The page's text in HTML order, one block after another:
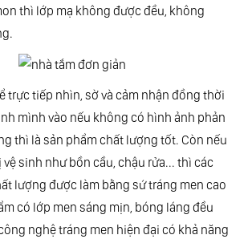
thì lớp mạ không được đều, không
trực tiếp nhìn, sờ và cảm nhận đồng thời
mình vào nếu không có hình ảnh phản
thì là sản phẩm chất lượng tốt. Còn nếu
sinh như bồn cầu, chậu rửa... thì các
lượng được làm bằng sứ tráng men cao
có lớp men sáng mịn, bóng láng đều
nghệ tráng men hiện đại có khả năng